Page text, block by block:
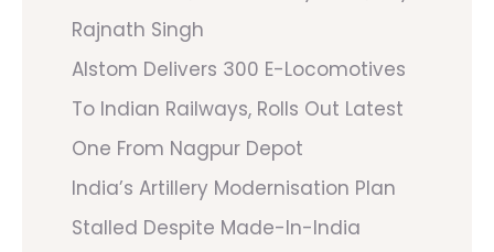
Rajnath Singh
Alstom Delivers 300 E-Locomotives
To Indian Railways, Rolls Out Latest
One From Nagpur Depot
India’s Artillery Modernisation Plan
Stalled Despite Made-In-India